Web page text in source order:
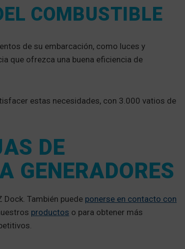
COMBUSTIBLE
de su embarcación, como luces y
que ofrezca una buena eficiencia de
estas necesidades, con 3.000 vatios de
DE
GENERADORES
Dock. También puede ponerse en contacto con
productos o para obtener más